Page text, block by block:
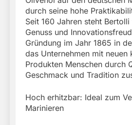
durch seine hohe
Seit 160 Jahren steht
Genuss und
Gründung im Jahr 1865 in
das Unternehmen mit neuen
Produkten Menschen durch
Geschmack und Tradition
Hoch erhitzbar: Ideal zum
Marinieren